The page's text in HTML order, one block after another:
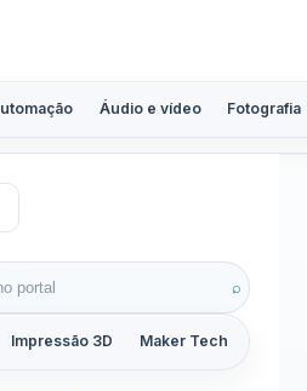
Áudio e vídeo Fotografia
⌕
Impressão 3D Maker Tech
voto!